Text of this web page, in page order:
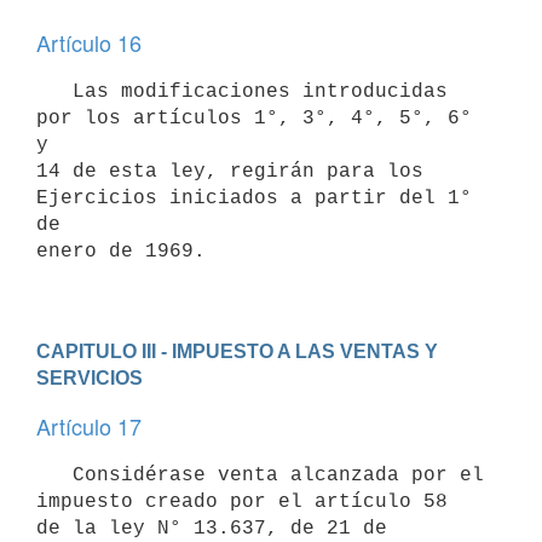
Artículo 16
por los artículos 1°, 3°, 4°, 5°, 6°
y
14 de esta ley, regirán para los
Ejercicios iniciados a partir del 1°
de
enero de 1969.
CAPITULO III - IMPUESTO A LAS VENTAS Y
SERVICIOS
Artículo 17
impuesto creado por el artículo 58
de la ley N° 13.637, de 21 de